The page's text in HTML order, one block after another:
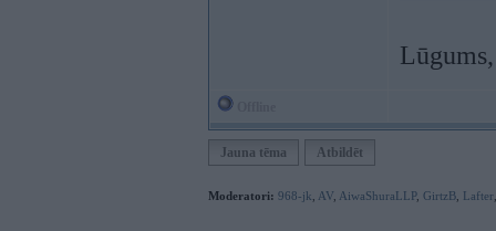
Jauna tēma Atbildēt
Moderatori: 968-jk AV AiwaShuraLLP, GirtzB Lafter